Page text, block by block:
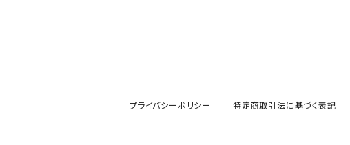
プライバシーポリシー 特定商取引法に基づく表記